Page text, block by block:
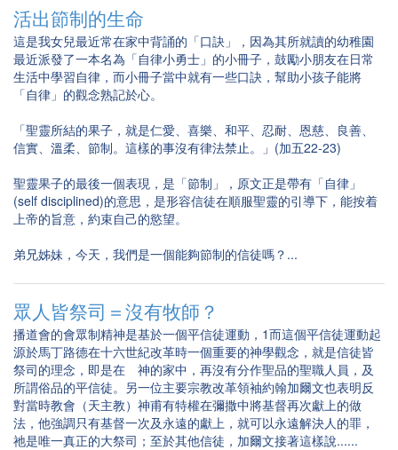
活出節制的生命
這是我女兒最近常在家中背誦的「口訣」，因為其所就讀的幼稚園
最近派發了一本名為「自律小勇士」的小冊子，鼓勵小朋友在日常
生活中學習自律，而小冊子當中就有一些口訣，幫助小孩子能將
「自律」的觀念熟記於心。
「聖靈所結的果子，就是仁愛、喜樂、和平、忍耐、恩慈、良善、
信實、溫柔、節制。這樣的事沒有律法禁止。」(加五22-23)
聖靈果子的最後一個表現，是「節制」，原文正是帶有「自律」
(self disciplined)的意思，是形容信徒在順服聖靈的引導下，能按着
上帝的旨意，約束自己的慾望。
弟兄姊妹，今天，我們是一個能夠節制的信徒嗎？...
眾人皆祭司＝沒有牧師？
播道會的會眾制精神是基於一個平信徒運動，1而這個平信徒運動起
源於馬丁路德在十六世紀改革時一個重要的神學觀念，就是信徒皆
祭司的理念，即是在 神的家中，再沒有分作聖品的聖職人員，及
所謂俗品的平信徒。另一位主要宗教改革領袖約翰加爾文也表明反
對當時教會（天主教）神甫有特權在彌撒中將基督再次獻上的做
法，他強調只有基督一次及永遠的獻上，就可以永遠解決人的罪，
祂是唯一真正的大祭司；至於其他信徒，加爾文接著這樣說......